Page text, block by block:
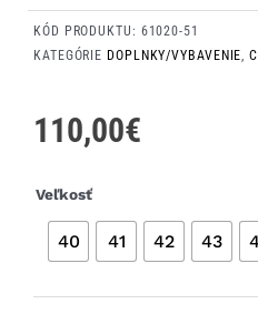
KÓD PRODUKTU: 61020-51
KATEGÓRIE DOPLNKY/VYBAVENIE ,
Veľkosť
40 41 42 43
množstvo
Torch
1.0
110,00€